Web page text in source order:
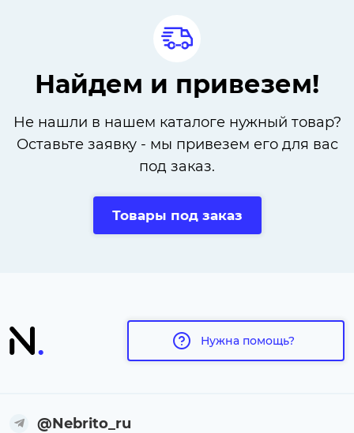
Найдем и привезем!
Не нашли в нашем каталоге нужный товар?
Оставьте заявку - мы привезем его для вас
под заказ.
Товары под заказ
Нужна помощь?
@Nebrito_ru